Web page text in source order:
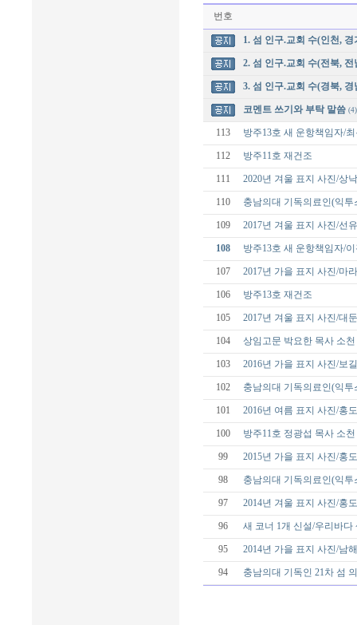
번호
1. 섬 인구.교회 수(인천, 경
2. 섬 인구.교회 수(전북, 전
3. 섬 인구.교회 수(경북, 경
코멘트 쓰기와 부탁 말씀 (4)
113 방주13호 새 운항책임자/
112 방주11호 재건조
111 2020년 겨울 표지 사진/상
110 충남의대 기독의료인(익
109 2017년 겨울 표지 사진/선
108 방주13호 새 운항책임자/
107 2017년 가을 표지 사진/마
106 방주13호 재건조
105 2017년 겨울 표지 사진/대
104 상임고문 박요한 목사 소천
103 2016년 가을 표지 사진/보
102 충남의대 기독의료인(익투
101 2016년 여름 표지 사진/홍
100 방주11호 정광섭 목사 소천
99 2015년 가을 표지 사진/홍
98 충남의대 기독의료인(익
97 2014년 겨울 표지 사진/홍
96 새 코너 1개 신설/우리바다
95 2014년 가을 표지 사진/남
94 충남의대 기독인 21차 섬